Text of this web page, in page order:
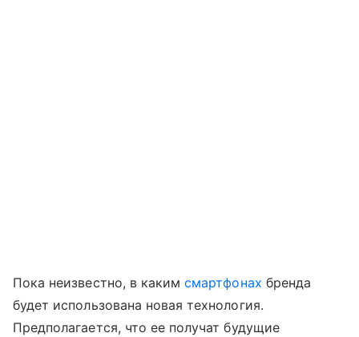
Пока неизвестно, в какимсмартфонах бренда
будет использована новая технология.
Предполагается, что ее получат будущие